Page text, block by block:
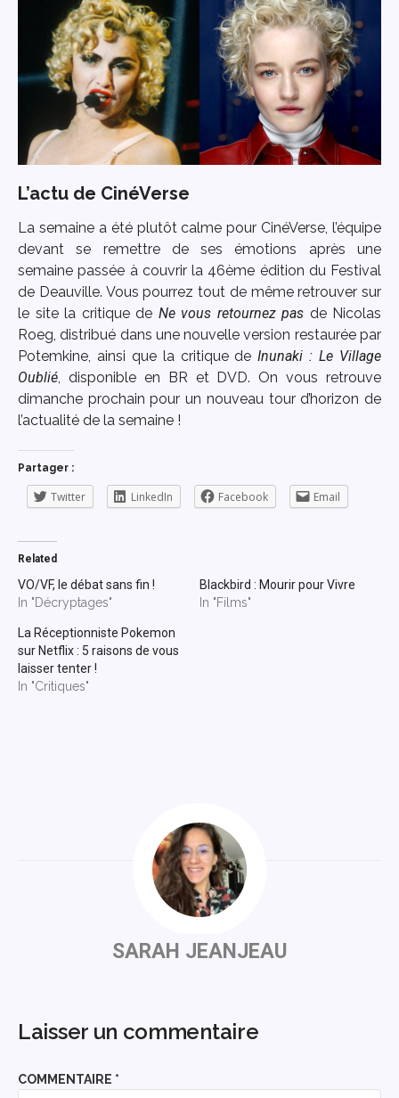
L’actu de CinéVerse
La semaine a été plutôt calme pour CinéVerse, l’équipe
devant se remettre de ses émotions après une
semaine passée à couvrir la 46ème édition du Festival
de Deauville. Vous pourrez tout de même retrouver sur
le site la critique de Ne vous retournez pas de Nicolas
Roeg, distribué dans une nouvelle version restaurée par
Potemkine, ainsi que la critique deInunaki : Le Village
Oublié, disponible en BR et DVD. On vous retrouve
dimanche prochain pour un nouveau tour d’horizon de
l’actualité de la semaine !
Partager :
Twitter LinkedIn Facebook Email
Related
VO/VF, le débat sans fin !
In "Décryptages"
Blackbird : Mourir pour Vivre
In "Films"
La Réceptionniste Pokemon
sur Netflix : 5 raisons de vous
laisser tenter !
In "Critiques"
SARAH JEANJEAU
Laisser un commentaire
COMMENTAIRE *